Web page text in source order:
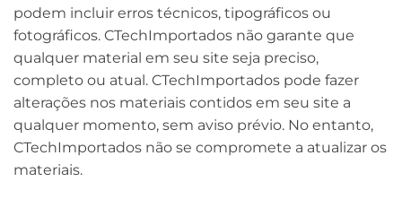
podem incluir erros técnicos, tipográficos ou
fotográficos. CTechImportados não garante que
qualquer material em seu site seja preciso,
completo ou atual. CTechImportados pode fazer
alterações nos materiais contidos em seu site a
qualquer momento, sem aviso prévio. No entanto,
CTechImportados não se compromete a atualizar os
materiais.